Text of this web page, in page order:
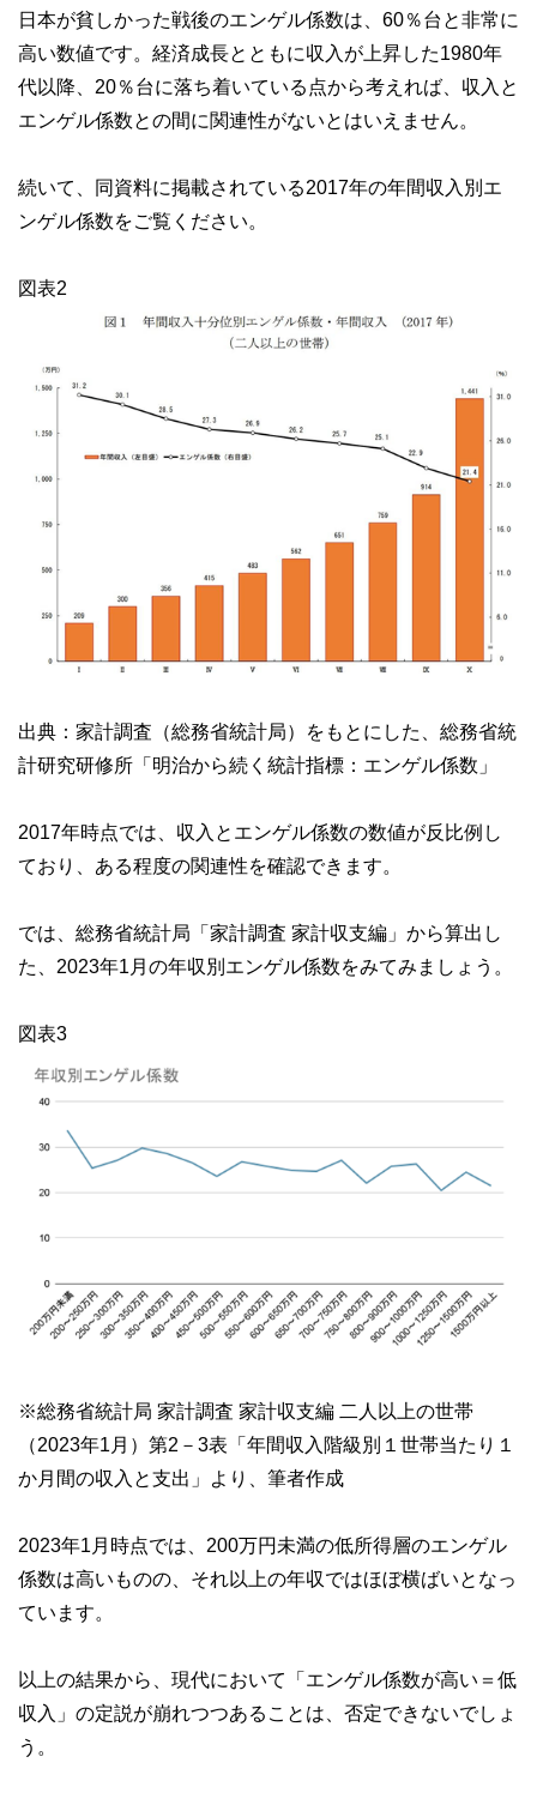
日本が貧しかった戦後のエンゲル係数は、60％台と非常に
高い数値です。経済成長とともに収入が上昇した1980年
代以降、20％台に落ち着いている点から考えれば、収入と
エンゲル係数との間に関連性がないとはいえません。
続いて、同資料に掲載されている2017年の年間収入別エ
ンゲル係数をご覧ください。
図表2
出典：家計調査（総務省統計局）をもとにした、総務省統
計研究研修所「明治から続く統計指標：エンゲル係数」
2017年時点では、収入とエンゲル係数の数値が反比例し
ており、ある程度の関連性を確認できます。
では、総務省統計局「家計調査 家計収支編」から算出し
た、2023年1月の年収別エンゲル係数をみてみましょう。
図表3
※総務省統計局 家計調査 家計収支編 二人以上の世帯
（2023年1月）第2－3表「年間収入階級別１世帯当たり１
か月間の収入と支出」より、筆者作成
2023年1月時点では、200万円未満の低所得層のエンゲル
係数は高いものの、それ以上の年収ではほぼ横ばいとなっ
ています。
以上の結果から、現代において「エンゲル係数が高い＝低
収入」の定説が崩れつつあることは、否定できないでしょ
う。